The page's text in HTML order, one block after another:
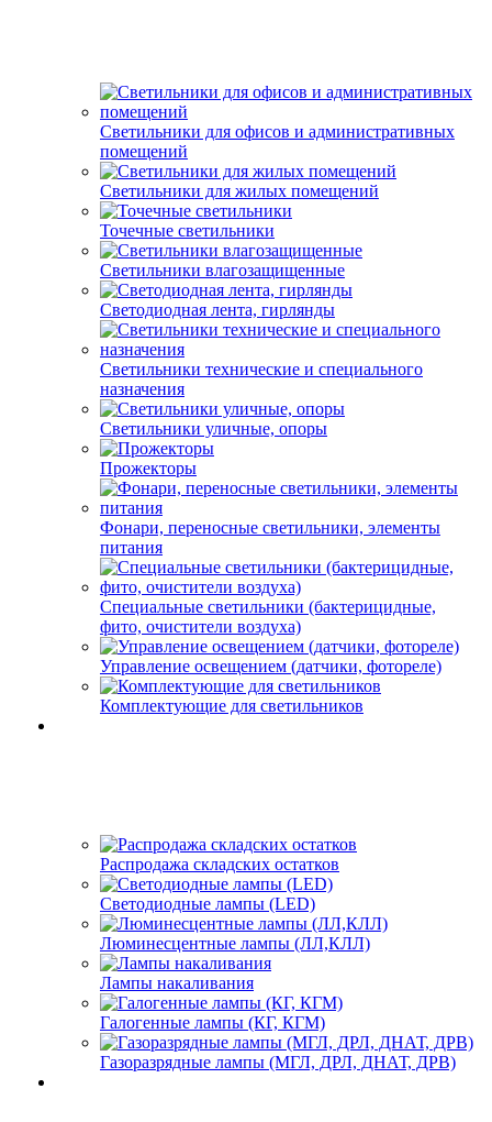
Светильники для офисов и административных
помещений
Светильники для жилых помещений
Точечные светильники
Светильники влагозащищенные
Светодиодная лента, гирлянды
Светильники технические и специального
назначения
Светильники уличные, опоры
Прожекторы
Фонари, переносные светильники, элементы
питания
Специальные светильники (бактерицидные,
фито, очистители воздуха)
Управление освещением (датчики, фотореле)
Комплектующие для светильников
Распродажа складских остатков
Светодиодные лампы (LED)
Люминесцентные лампы (ЛЛ,КЛЛ)
Лампы накаливания
Галогенные лампы (КГ, КГМ)
Газоразрядные лампы (МГЛ, ДРЛ, ДНАТ, ДРВ)